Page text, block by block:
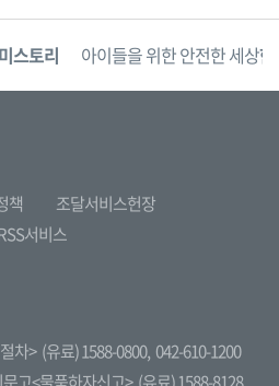
스토리 아이들을 위한 안전한 세상
책
조달서비스헌장
서비스
차> (유료) 1588-0800, 042-610-1200